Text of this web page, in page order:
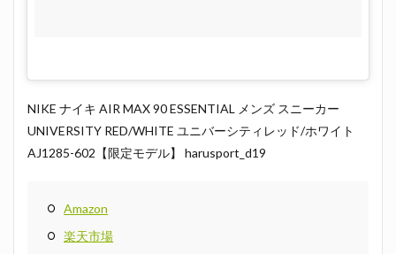
NIKE ナイキ AIR MAX 90 ESSENTIAL メンズ スニーカー
UNIVERSITY RED/WHITE ユニバーシティレッド/ホワイト
AJ1285-602【限定モデル】 harusport_d19
Amazon
楽天市場